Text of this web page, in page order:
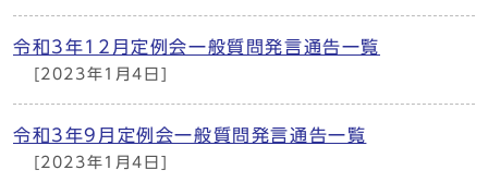
令和3年12月定例会一般質問発言通告一覧
[2023年1月4日]
令和3年9月定例会一般質問発言通告一覧
[2023年1月4日]